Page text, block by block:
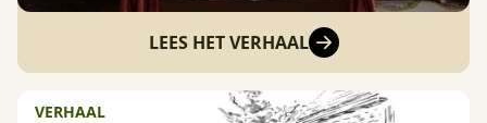
LEES HET VERHAAL
VERHAAL